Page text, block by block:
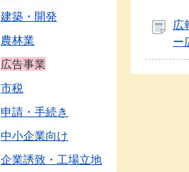
建築・開発
農林業
広告事業
市税
申請・手続き
中小企業向け
企業誘致・工場立地
広
ー